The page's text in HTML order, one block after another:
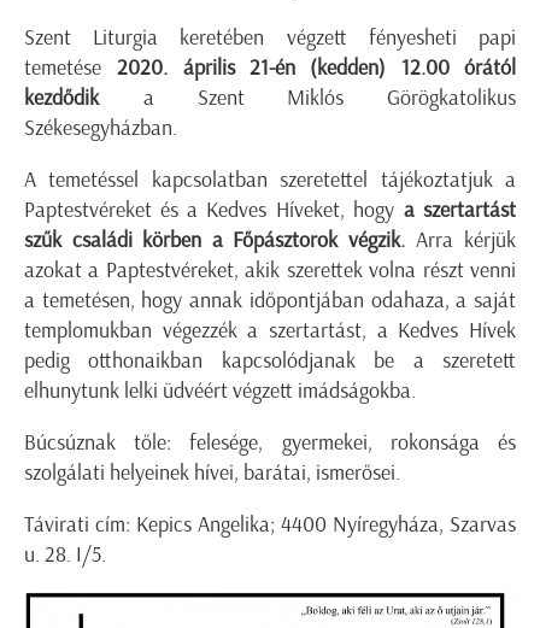
Szent Liturgia keretében végzett fényesheti papi
temetése2020. április 21-én (kedden) 12.00 órától
kezdődika Szent Miklós Görögkatolikus
Székesegyházban.
A temetéssel kapcsolatban szeretettel tájékoztatjuk a
Paptestvéreket és a Kedves Híveket, hogy a szertartást
szűk családi körben a Főpásztorok végzik.Arra kérjük
azokat a Paptestvéreket, akik szerettek volna részt venni
a temetésen, hogy annak időpontjában odahaza, a saját
templomukban végezzék a szertartást, a Kedves Hívek
pedig otthonaikban kapcsolódjanak be a szeretett
elhunytunk lelki üdvéért végzett imádságokba.
Búcsúznak tőle: felesége, gyermekei, rokonsága és
szolgálati helyeinek hívei, barátai, ismerősei.
Távirati cím: Kepics Angelika; 4400 Nyíregyháza, Szarvas
u. 28. I/5.